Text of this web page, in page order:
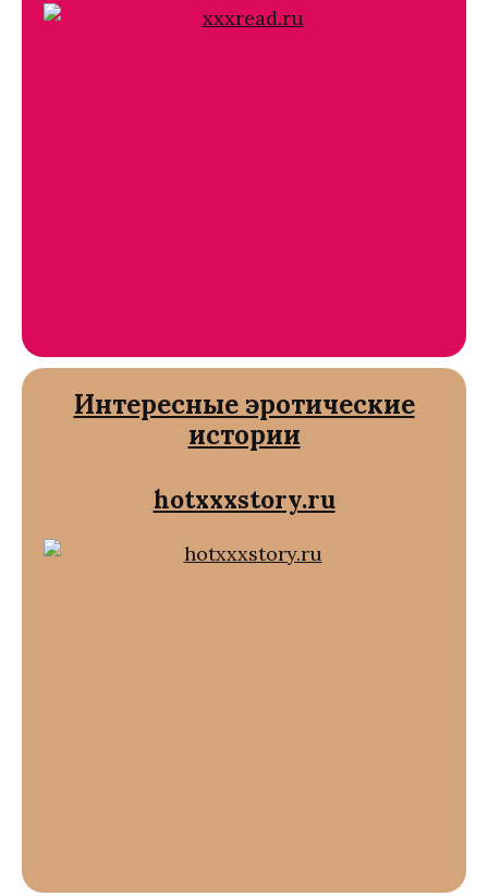
Интересные эротические
истории
hotxxxstory.ru